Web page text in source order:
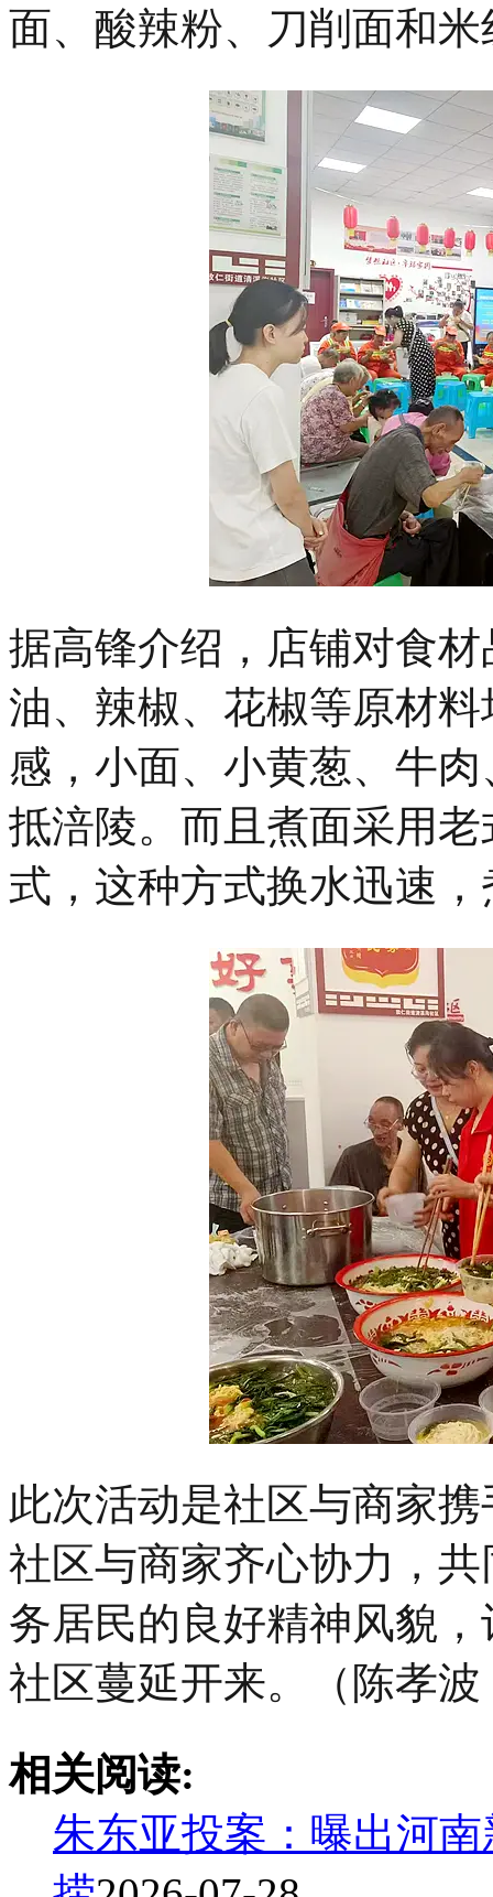
面、酸辣粉、刀削面和
据高锋介绍，店铺对食
油、辣椒、花椒等原材
感，小面、小黄葱、牛
抵涪陵。而且煮面采用
式，这种方式换水迅速
此次活动是社区与商家
社区与商家齐心协力，
务居民的良好精神风貌
社区蔓延开来。（陈孝
相关阅读:
朱东亚投案：曝出河